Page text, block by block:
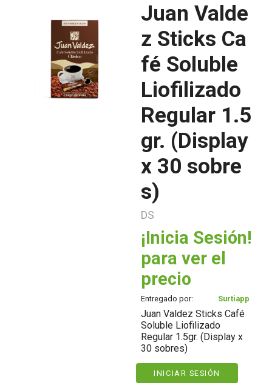
Juan Valde
z Sticks Ca
fé Soluble
Liofilizado
Regular 1.5
gr. (Display
x 30 sobre
s)
DS
¡Inicia Sesión!
para ver el
precio
Entregado por: Surtiapp
Juan Valdez Sticks Café
Soluble Liofilizado
Regular 1.5gr. (Display x
30 sobres)
INICIAR SESIÓN